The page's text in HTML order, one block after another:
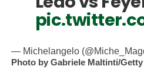
— Michelangelo
Photo by Gabriele Maltinti/Getty